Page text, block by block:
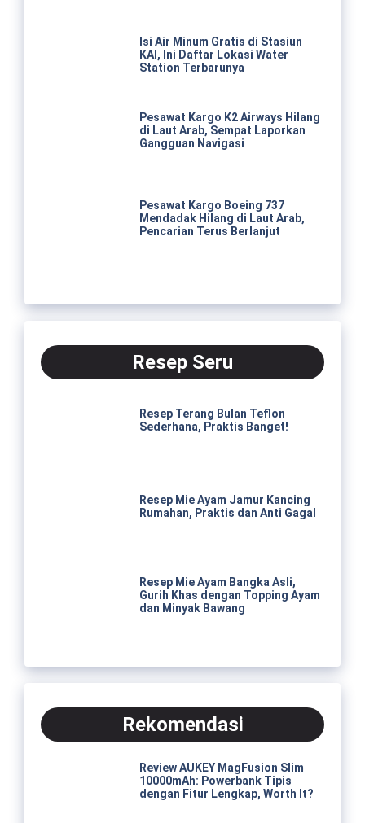
Isi Air Minum Gratis di Stasiun
KAI, Ini Daftar Lokasi Water
Station Terbarunya
Pesawat Kargo K2 Airways Hilang
di Laut Arab, Sempat Laporkan
Gangguan Navigasi
Pesawat Kargo Boeing 737
Mendadak Hilang di Laut Arab,
Pencarian Terus Berlanjut
Resep Seru
Resep Terang Bulan Teflon
Sederhana, Praktis Banget!
Resep Mie Ayam Jamur Kancing
Rumahan, Praktis dan Anti Gagal
Resep Mie Ayam Bangka Asli,
Gurih Khas dengan Topping Ayam
dan Minyak Bawang
Rekomendasi
Review AUKEY MagFusion Slim
10000mAh: Powerbank Tipis
dengan Fitur Lengkap, Worth It?